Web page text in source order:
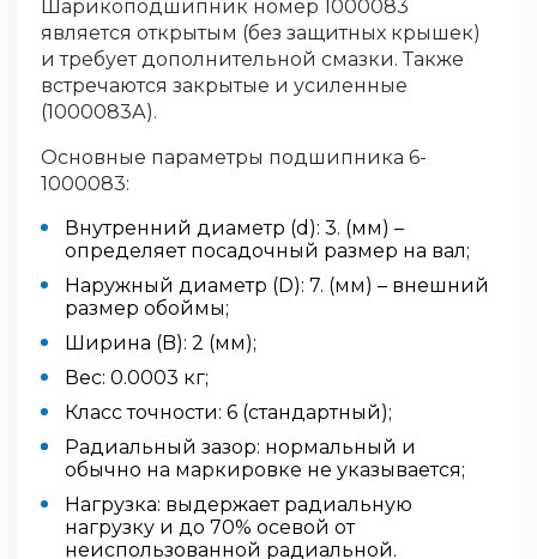
Шарикоподшипник номер 1000083
является открытым (без защитных крышек)
и требует дополнительной смазки. Также
встречаются закрытые и усиленные
(1000083А).
Основные параметры подшипника 6-
1000083:
Внутренний диаметр (d): 3. (мм) –
определяет посадочный размер на вал;
Наружный диаметр (D): 7. (мм) – внешний
размер обоймы;
Ширина (B): 2 (мм);
Вес: 0.0003 кг;
Класс точности: 6 (стандартный);
Радиальный зазор: нормальный и
обычно на маркировке не указывается;
Нагрузка: выдержает радиальную
нагрузку и до 70% осевой от
неиспользованной радиальной.